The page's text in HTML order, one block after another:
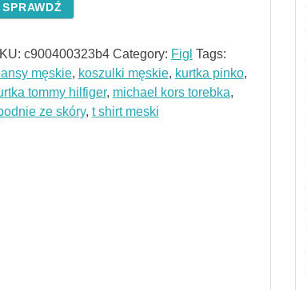
SPRAWDŹ
c900400323b4 Category: Figl Tags:
męskie, koszulki męskie, kurtka pinko,
tommy hilfiger, michael kors torebka,
ze skóry, t shirt meski